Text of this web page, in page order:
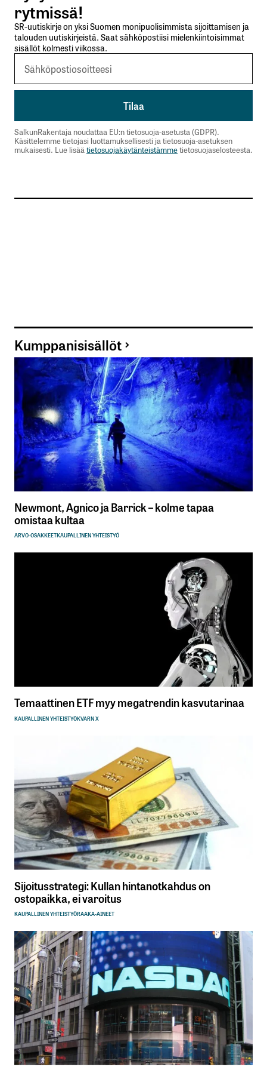
rytmissä!
SR-uutiskirje on yksi Suomen monipuolisimmista sijoittamisen ja
talouden uutiskirjeistä. Saat sähköpostiisi mielenkiintoisimmat
sisällöt kolmesti viikossa.
SalkunRakentaja noudattaa EU:n tietosuoja-asetusta (GDPR).
Käsittelemme tietojasi luottamuksellisesti ja tietosuoja-asetuksen
mukaisesti. Lue lisää tietosuojakäytänteistämmetietosuojaselosteesta.
Kumppanisisällöt
Newmont, Agnico ja Barrick – kolme tapaa
omistaa kultaa
ARVO-OSAKKEETKAUPALLINEN YHTEISTYÖ
Temaattinen ETF myy megatrendin kasvutarinaa
KAUPALLINEN YHTEISTYÖKVARN X
Sijoitusstrategi: Kullan hintanotkahdus on
ostopaikka, ei varoitus
KAUPALLINEN YHTEISTYÖRAAKA-AINEET